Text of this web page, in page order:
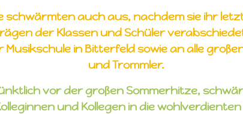
schwärmten auch aus, nachdem sie ihr
der Klassen und Schüler
in Bitterfeld sowie an alle
und Trommler.
vor der großen Sommerhitze,
und Kollegen in die